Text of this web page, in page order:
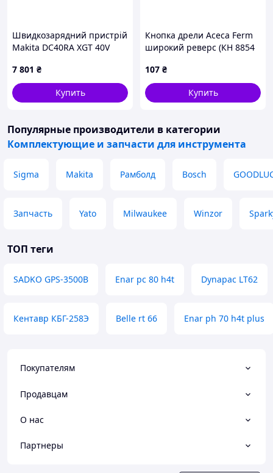
Швидкозарядний пристрій
Makita DC40RA XGT 40V
7 801 ₴
Купить
Кнопка дрели Асеса Ferm
широкий реверс (КН 8854
107 ₴
Купить
Популярные производители в категории
Комплектующие и запчасти для инструмента
Sigma Makita Рамболд Bosch
Запчасть Yato Milwaukee Winzor
ТОП теги
SADKO GPS-3500B Enar pc 80 h4t Dynapac LT62
Кентавр КБГ-258Э Belle rt 66 Enar ph 70 h4t plus
Покупателям
Продавцам
О нас
Партнеры